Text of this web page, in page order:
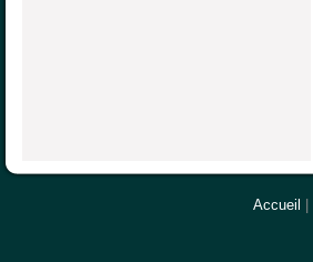
Accueil